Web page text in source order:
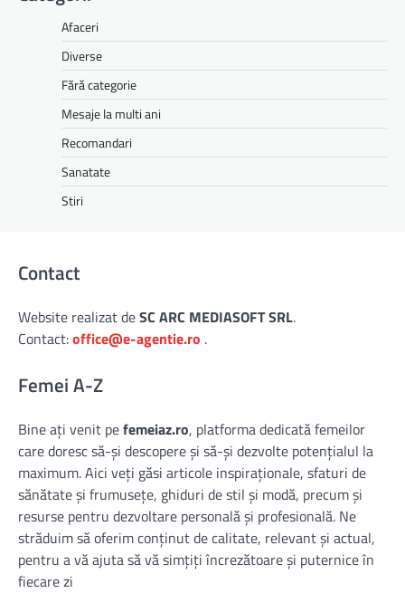
Afaceri
Diverse
Fără categorie
Mesaje la multi ani
Recomandari
Sanatate
Stiri
Contact
Website realizat deSC ARC MEDIASOFT SRL.
Contact:office@e-agentie.ro .
Femei A-Z
Bine ați venit pefemeiaz.ro, platforma dedicată femeilor
care doresc să-și descopere și să-și dezvolte potențialul la
maximum. Aici veți găsi articole inspiraționale, sfaturi de
sănătate și frumusețe, ghiduri de stil și modă, precum și
resurse pentru dezvoltare personală și profesională. Ne
străduim să oferim conținut de calitate, relevant și actual,
pentru a vă ajuta să vă simțiți încrezătoare și puternice în
fiecare zi